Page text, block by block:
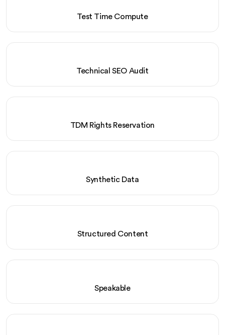
Test Time Compute
Technical SEO Audit
TDM Rights Reservation
Synthetic Data
Structured Content
Speakable